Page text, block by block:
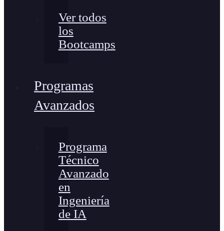
Ver todos
los
Bootcamps
Programas
Avanzados
Programa
Técnico
Avanzado
en
Ingeniería
de IA